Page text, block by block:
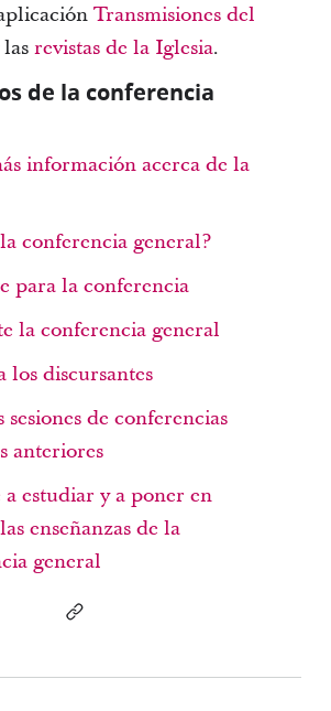
Transmisiones del
revistas de la Iglesia.
de la conferencia
información acerca de la
conferencia general?
para la conferencia
la conferencia general
los discursantes
sesiones de conferencias
anteriores
estudiar y a poner en
enseñanzas de la
general